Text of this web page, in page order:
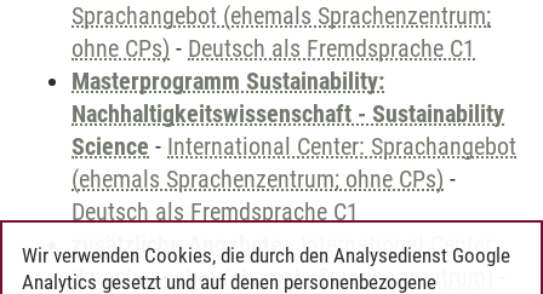
Sprachangebot (ehemals Sprachenzentrum;
ohne CPs) - Deutsch als Fremdsprache C1
Masterprogramm Sustainability:
Nachhaltigkeitswissenschaft - Sustainability
Science - International Center: Sprachangebot
(ehemals Sprachenzentrum; ohne CPs) -
Deutsch als Fremdsprache C1
zusätzliche Angebote- International Center:
Sprachangebot (ehemals Sprachenzentrum)
Wir verwenden Cookies, die durch den Analysedienst Google
Analytics gesetzt und auf denen personenbezogene